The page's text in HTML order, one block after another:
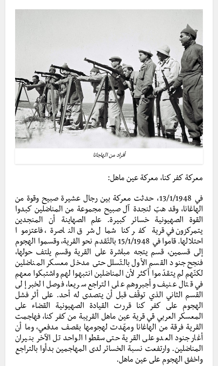
أفراد من الهاجانا
معركة كفر كنا، معركة عين ماهل:
في 13/1/1948، حدثت معركة بين رجال عشيرة صبيح وقوة من
الهاغانا، وقد هبّ لنجدة آل صبيح مجموعة من المناضلين كبدوا
القوة الصهيونية خسائر كبيرة. علم الصهاينة أن المنجدين
يتمركزون في قرية كفر كنا شمال شرق الناصرة، فاعتزموا
احتلالها. قاموا في 15/1/1948 بالتّقدم نحو القرية، وقسموا الهجوم
إلى قسمين، قسم يتجه مباشرة على القرية وقسم يلتف حولها،
فنجح جنود القسم الأول بالتّسلل حتى مدخل معسكر المناضلين
لكنّهم لم يتقدّموا أكثر لأن المناضلين انتبهوا لهم واشتبكوا معهم
في قتال عنيف وأجبروهم على التراجع سريعا، فوصل الخبر إلى
القسم الثاني الذي توقّف قبل أن يتصدى له أحد. على أثر فشل
الهجوم على كفر كنا قررت القيادة الصهيونية القضاء على
المعسكر العربي قي قرية عين ماهل القريبة من كفر كنا، فهاجمت
القرية فرقة من الهاغانا ومهّدت لهجومها بقصف مدفعي، وما أن
أغار جنود العدو على القرية حتى سقطوا الواحد تل الآخر بنيران
المناضلين. وارتفعت نسبة الخسائر لدى المهاجمين بدأوا بالتراجع
واخفق الهجوم على عين ماهل.